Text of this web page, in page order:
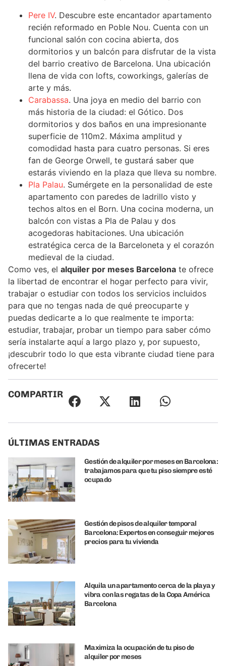
Pere IV. Descubre este encantador apartamento
recién reformado en Poble Nou. Cuenta con un
funcional salón con cocina abierta, dos
dormitorios y un balcón para disfrutar de la vista
del barrio creativo de Barcelona. Una ubicación
llena de vida con lofts, coworkings, galerías de
arte y más.
Carabassa. Una joya en medio del barrio con
más historia de la ciudad: el Gótico. Dos
dormitorios y dos baños en una impresionante
superficie de 110m2. Máxima amplitud y
comodidad hasta para cuatro personas. Si eres
fan de George Orwell, te gustará saber que
estarás viviendo en la plaza que lleva su nombre.
Pla Palau. Sumérgete en la personalidad de este
apartamento con paredes de ladrillo visto y
techos altos en el Born. Una cocina moderna, un
balcón con vistas a Pla de Palau y dos
acogedoras habitaciones. Una ubicación
estratégica cerca de la Barceloneta y el corazón
medieval de la ciudad.
Como ves, el alquiler por meses Barcelona te ofrece
la libertad de encontrar el hogar perfecto para vivir,
trabajar o estudiar con todos los servicios incluidos
para que no tengas nada de qué preocuparte y
puedas dedicarte a lo que realmente te importa:
estudiar, trabajar, probar un tiempo para saber cómo
sería instalarte aquí a largo plazo y, por supuesto,
¡descubrir todo lo que esta vibrante ciudad tiene para
ofrecerte!
COMPARTIR
ÚLTIMAS ENTRADAS
Gestión de alquiler por meses en Barcelona:
trabajamos para que tu piso siempre esté
ocupado
Gestión de pisos de alquiler temporal
Barcelona: Expertos en conseguir mejores
precios para tu vivienda
Alquila un apartamento cerca de la playa y
vibra con las regatas de la Copa América
Barcelona
Maximiza la ocupación de tu piso de
alquiler por meses